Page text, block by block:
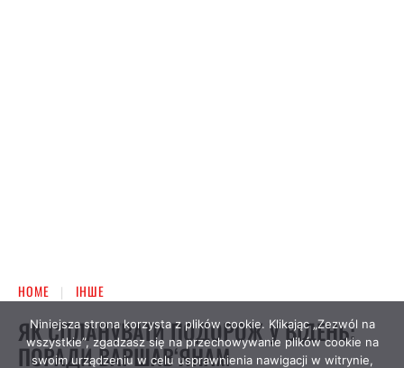
Niniejsza strona korzysta z plików cookie. Klikając „Zezwól na
wszystkie”, zgadzasz się na przechowywanie plików cookie na
swoim urządzeniu w celu usprawnienia nawigacji w witrynie,